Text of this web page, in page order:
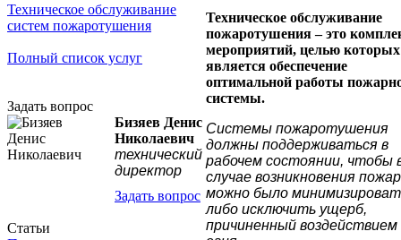
Техническое обслуживание
систем пожаротушения
Полный список услуг
Задать вопрос
Бизяев Денис
Николаевич
технический
директор
Задать вопрос
Статьи
Техническое обслуживание
пожаротушения – это
мероприятий, целью которых
является обеспечение
оптимальной работы
системы.
Системы пожаротушения
должны поддерживаться в
рабочем состоянии, чтобы
случае возникновения
можно было
либо исключить ущерб,
причиненный воздействием